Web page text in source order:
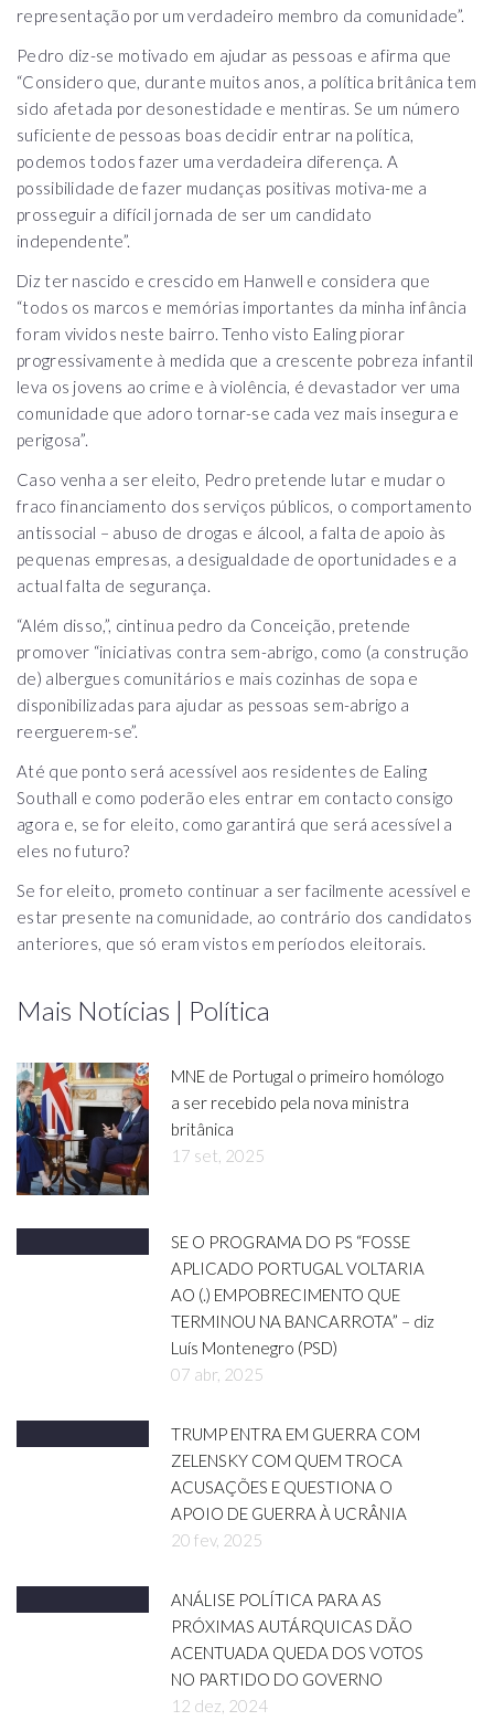
representação por um verdadeiro membro da comunidade”.
Pedro diz-se motivado em ajudar as pessoas e afirma que
“Considero que, durante muitos anos, a política britânica tem
sido afetada por desonestidade e mentiras. Se um número
suficiente de pessoas boas decidir entrar na política,
podemos todos fazer uma verdadeira diferença. A
possibilidade de fazer mudanças positivas motiva-me a
prosseguir a difícil jornada de ser um candidato
independente”.
Diz ter nascido e crescido em Hanwell e considera que
“todos os marcos e memórias importantes da minha infância
foram vividos neste bairro. Tenho visto Ealing piorar
progressivamente à medida que a crescente pobreza infantil
leva os jovens ao crime e à violência, é devastador ver uma
comunidade que adoro tornar-se cada vez mais insegura e
perigosa”.
Caso venha a ser eleito, Pedro pretende lutar e mudar o
fraco financiamento dos serviços públicos, o comportamento
antissocial – abuso de drogas e álcool, a falta de apoio às
pequenas empresas, a desigualdade de oportunidades e a
actual falta de segurança.
“Além disso,”, cintinua pedro da Conceição, pretende
promover “iniciativas contra sem-abrigo, como (a construção
de) albergues comunitários e mais cozinhas de sopa e
disponibilizadas para ajudar as pessoas sem-abrigo a
reerguerem-se”.
Até que ponto será acessível aos residentes de Ealing
Southall e como poderão eles entrar em contacto consigo
agora e, se for eleito, como garantirá que será acessível a
eles no futuro?
Se for eleito, prometo continuar a ser facilmente acessível e
estar presente na comunidade, ao contrário dos candidatos
anteriores, que só eram vistos em períodos eleitorais.
Mais Notícias | Política
MNE de Portugal o primeiro homólogo
a ser recebido pela nova ministra
britânica
17 set, 2025
SE O PROGRAMA DO PS “FOSSE
APLICADO PORTUGAL VOLTARIA
AO (.) EMPOBRECIMENTO QUE
TERMINOU NA BANCARROTA” – diz
Luís Montenegro (PSD)
07 abr, 2025
TRUMP ENTRA EM GUERRA COM
ZELENSKY COM QUEM TROCA
ACUSAÇÕES E QUESTIONA O
APOIO DE GUERRA À UCRÂNIA
20 fev, 2025
ANÁLISE POLÍTICA PARA AS
PRÓXIMAS AUTÁRQUICAS DÃO
ACENTUADA QUEDA DOS VOTOS
NO PARTIDO DO GOVERNO
12 dez, 2024